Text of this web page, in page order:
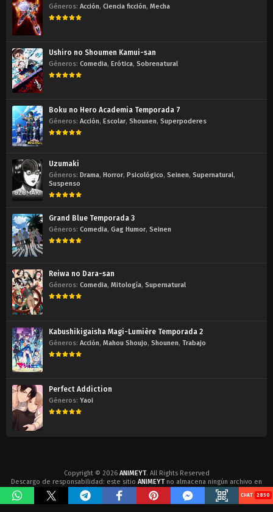
Géneros: Acción, Ciencia ficción, Mecha
Ushiro no Shoumen Kamui-san
Géneros: Comedia, Erótica, Sobrenatural
Boku no Hero Academia Temporada 7
Géneros: Acción, Escolar, Shounen, Superpoderes
Uzumaki
Géneros: Drama, Horror, Psicológico, Seinen, Supernatural,
Suspenso
Grand Blue Temporada 3
Géneros: Comedia, Gag Humor, Seinen
Reiwa no Dara-san
Géneros: Comedia, Mitología, Supernatural
Kabushikigaisha Magi-Lumière Temporada 2
Géneros: Acción, Mahou Shoujo, Shounen, Trabajo
Perfect Addiction
Géneros: Yaoi
Copyright © 2026 ANIMEYT. All Rights Reserved
Descargo de responsabilidad: este sitio ANIMEYTno almacena ningún archivo en
su servidor. Todos los contenidos son proporcionados por terceros no afiliados.
2850